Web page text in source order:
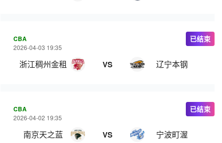
CBA
2026-04-03 19:35
浙江稠州金租 VS 辽宁本钢
已结束
CBA
2026-04-02 19:35
南京天之蓝 VS 宁波町渥
已结束